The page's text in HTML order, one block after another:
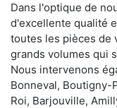
Dans l'optique de
d'excellente qualité
toutes les pièces de
grands volumes qui
Nous intervenons
Bonneval, Boutigny-
Roi, Barjouville,